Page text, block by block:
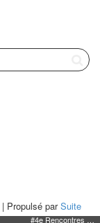
#4e Rencontres d'affaires à Impacts - 2 décembre
parSuite